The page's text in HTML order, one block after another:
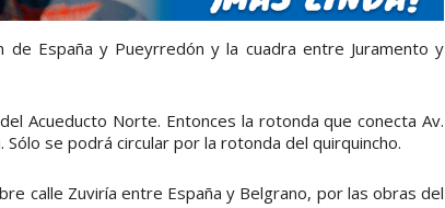
España y Pueyrredón y la cuadra entre Juramento y
Acueducto Norte. Entonces la rotonda que conecta Av.
se podrá circular por la rotonda del quirquincho.
calle Zuviría entre España y Belgrano, por las obras del